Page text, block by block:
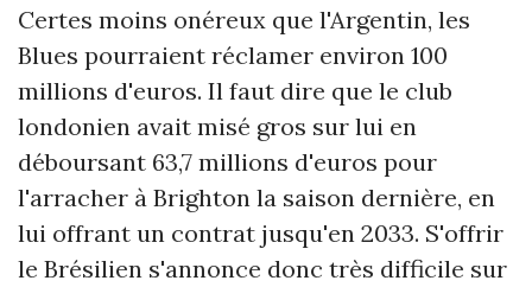
Certes moins onéreux que l'Argentin, les
Blues pourraient réclamer environ 100
millions d'euros. Il faut dire que le club
londonien avait misé gros sur lui en
déboursant 63,7 millions d'euros pour
l'arracher à Brighton la saison dernière, en
lui offrant un contrat jusqu'en 2033. S'offrir
le Brésilien s'annonce donc très difficile sur